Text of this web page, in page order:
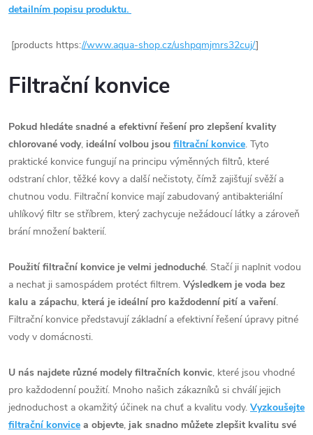
detailním popisu produktu.
[products https://www.aqua-shop.cz/ushpqmjmrs32cuj/]
Filtrační konvice
Pokud hledáte snadné a efektivní řešení pro zlepšení kvality
chlorované vody, ideální volbou jsou filtrační konvice. Tyto
praktické konvice fungují na principu výměnných filtrů, které
odstraní chlor, těžké kovy a další nečistoty, čímž zajišťují svěží a
chutnou vodu. Filtrační konvice mají zabudovaný antibakteriální
uhlíkový filtr se stříbrem, který zachycuje nežádoucí látky a zároveň
brání množení bakterií.
Použití filtrační konvice je velmi jednoduché. Stačí ji naplnit vodou
a nechat ji samospádem protéct filtrem. Výsledkem je voda bez
kalu a zápachu, která je ideální pro každodenní pití a vaření.
Filtrační konvice představují základní a efektivní řešení úpravy pitné
vody v domácnosti.
U nás najdete různé modely filtračních konvic, které jsou vhodné
pro každodenní použití. Mnoho našich zákazníků si chválí jejich
jednoduchost a okamžitý účinek na chuť a kvalitu vody. Vyzkoušejte
filtrační konvice a objevte, jak snadno můžete zlepšit kvalitu své